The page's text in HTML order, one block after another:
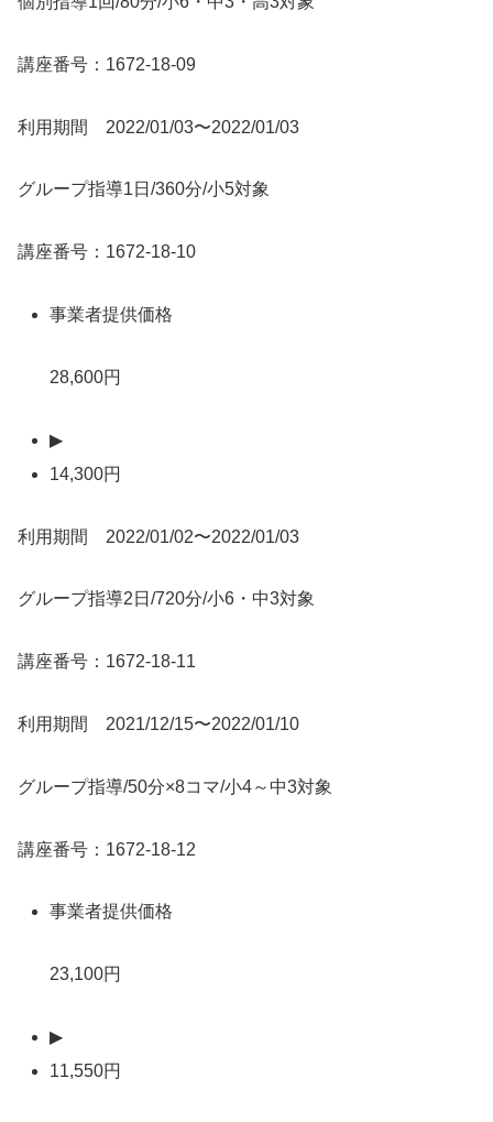
講座番号：1672-18-09
利用期間 2022/01/03〜2022/01/03
グループ指導1日/360分/小5対象
講座番号：1672-18-10
事業者提供価格
28,600円
▶
14,300円
利用期間 2022/01/02〜2022/01/03
グループ指導2日/720分/小6・中3対象
講座番号：1672-18-11
利用期間 2021/12/15〜2022/01/10
グループ指導/50分×8コマ/小4～中3対象
講座番号：1672-18-12
事業者提供価格
23,100円
▶
11,550円